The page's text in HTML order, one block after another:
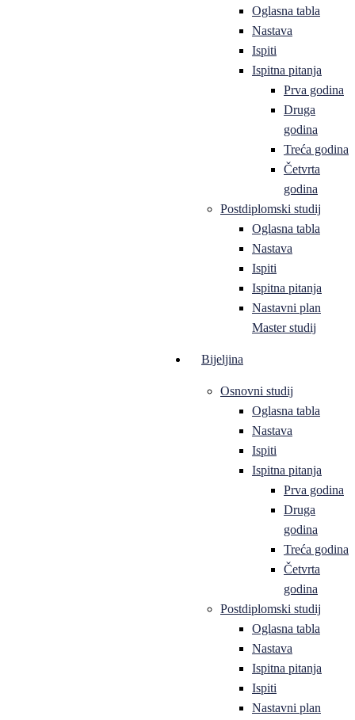
Oglasna tabla
Nastava
Ispiti
Ispitna pitanja
Prva godina
Druga
godina
Treća godina
Četvrta
godina
Postdiplomski studij
Oglasna tabla
Nastava
Ispiti
Ispitna pitanja
Nastavni plan
Master studij
Bijeljina
Osnovni studij
Oglasna tabla
Nastava
Ispiti
Ispitna pitanja
Prva godina
Druga
godina
Treća godina
Četvrta
godina
Postdiplomski studij
Oglasna tabla
Nastava
Ispitna pitanja
Ispiti
Nastavni plan